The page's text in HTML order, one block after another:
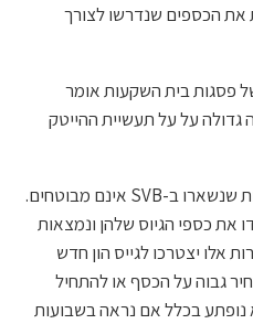
את הכספים שנדרשו לצורך
פסגות בית השקעות אומר
על על תעשיית ההייטק
"לפי ההערכות כ-90% מהפיקדונות שנשארו ב-SVB אינם מבוטחים.
את כספי הגיוס שלהן ונמצאות
אלו יצטרכו לגייס הון חדש
גבוה על הכסף או להתחיל
נופתע בכלל אם נראה בשבועות